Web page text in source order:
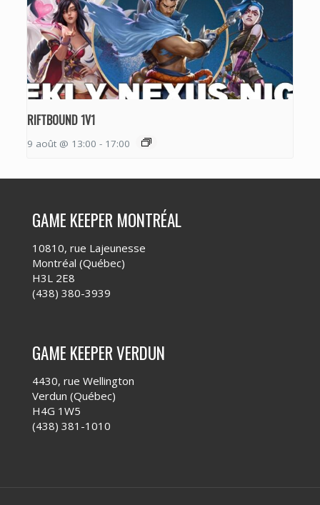
RIFTBOUND 1V1
9 août @ 13:00 - 17:00
GAME KEEPER MONTRÉAL
10810, rue Lajeunesse
Montréal (Québec)
H3L 2E8
(438) 380-3939
GAME KEEPER VERDUN
4430, rue Wellington
Verdun (Québec)
H4G 1W5
(438) 381-1010